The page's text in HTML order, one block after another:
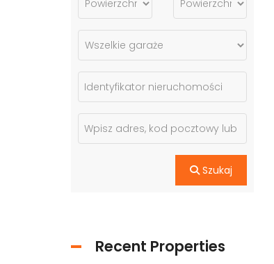
Szukaj
Recent Properties